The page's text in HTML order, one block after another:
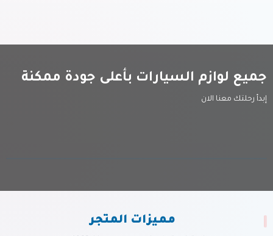
جميع لوازم السيارات بأعلى جودة ممكنة
إبدأ رحلتك معنا الان
مميزات المتجر